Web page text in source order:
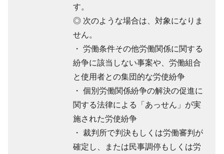
す。
◎ 次のような場合は、対象になりま
せん。
・ 労働条件その他労働関係に関する
紛争に該当しない事案や、労働組合
と使用者との集団的な労使紛争
・ 個別労働関係紛争の解決の促進に
関する法律による「あっせん」が実
施された労使紛争
・ 裁判所で判決もしくは労働審判が
確定し、または民事調停もしくは労